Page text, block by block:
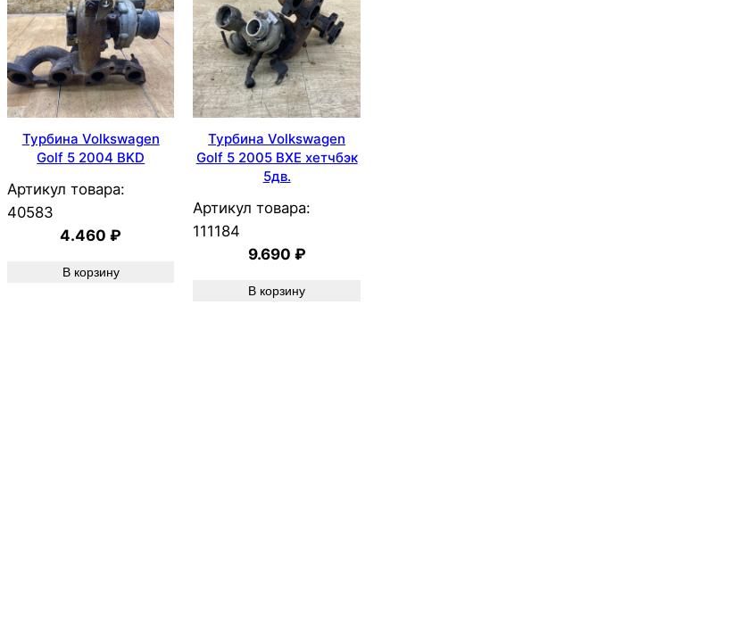
Турбина Volkswagen
Golf 5 2004 BKD
Артикул товара:
40583
4.460₽
В корзину
Турбина Volkswagen
Golf 5 2005 BXE хетчбэк
5дв.
Артикул товара:
111184
9.690 ₽
В корзину